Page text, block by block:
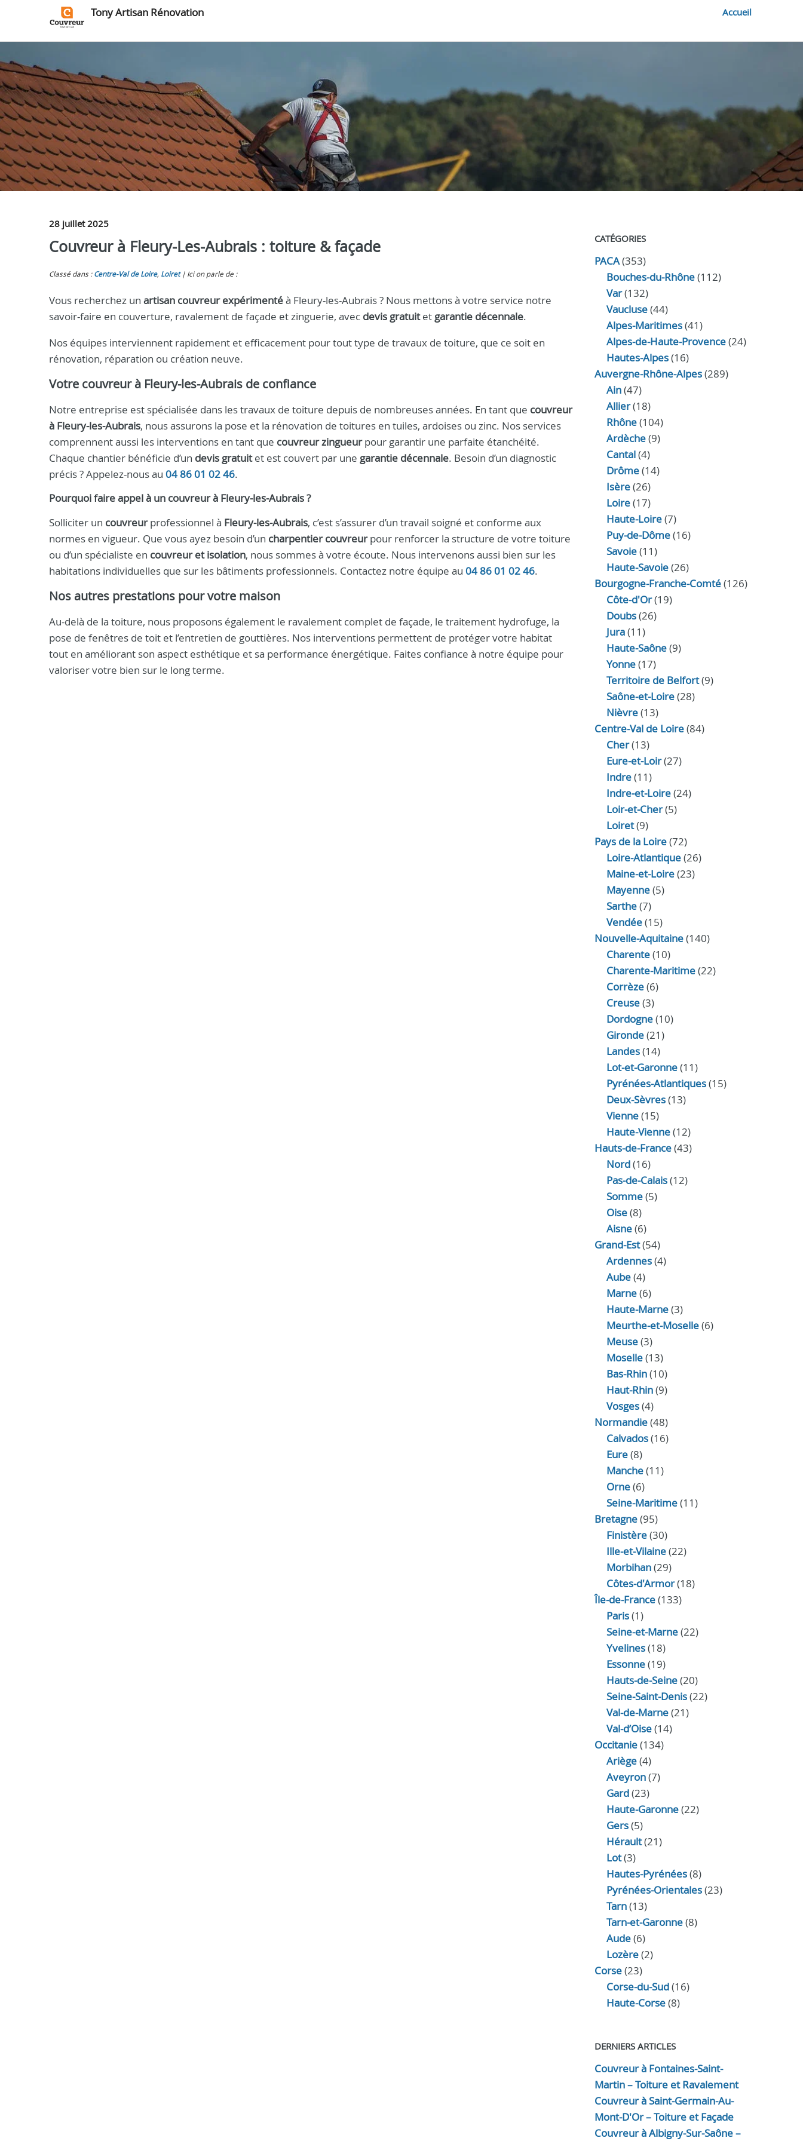
Tony Artisan Rénovation Accueil
28 juillet 2025
Couvreur à Fleury‑Les‑Aubrais : toiture & façade
Classé dans : Centre-Val de Loire, Loiret Ici on parle de :
Vous recherchez un artisan couvreur expérimentéà Fleury-les-Aubrais ? Nous mettons à votre service notre
savoir-faire en couverture, ravalement de façade et zinguerie, avec devis gratuitet garantie décennale.
Nos équipes interviennent rapidement et efficacement pour tout type de travaux de toiture, que ce soit en
rénovation, réparation ou création neuve.
Votre couvreur à Fleury‑les‑Aubrais de confiance
Notre entreprise est spécialisée dans les travaux de toiture depuis de nombreuses années. En tant que couvreur
à Fleury‑les‑Aubrais, nous assurons la pose et la rénovation de toitures en tuiles, ardoises ou zinc. Nos services
comprennent aussi les interventions en tant que couvreur zingueurpour garantir une parfaite étanchéité.
Chaque chantier bénéficie d’un devis gratuitet est couvert par une garantie décennale. Besoin d’un diagnostic
précis ? Appelez-nous au 04 86 01 02 46.
Pourquoi faire appel à un couvreurà Fleury‑les‑Aubrais?
Solliciter un couvreurprofessionnel à Fleury‑les‑Aubrais, c’est s’assurer d’un travail soigné et conforme aux
normes en vigueur. Que vous ayez besoin d’un charpentier couvreurpour renforcer la structure de votre toiture
ou d’un spécialiste en couvreur et isolation, nous sommes à votre écoute. Nous intervenons aussi bien sur les
habitations individuelles que sur les bâtiments professionnels. Contactez notre équipe au 04 86 01 02 46.
Nos autres prestations pour votre maison
Au-delà de la toiture, nous proposons également le ravalement complet de façade, le traitement hydrofuge, la
pose de fenêtres de toit et l’entretien de gouttières. Nos interventions permettent de protéger votre habitat
tout en améliorant son aspect esthétique et sa performance énergétique. Faites confiance à notre équipe pour
valoriser votre bien sur le long terme.
CATÉGORIES
PACA(353)
Bouches-du-Rhône(112)
Var(132)
Vaucluse(44)
Alpes-Maritimes(41)
Alpes-de-Haute-Provence(24)
Hautes-Alpes(16)
Auvergne-Rhône-Alpes(289)
Ain(47)
Allier(18)
Rhône(104)
Ardèche(9)
Cantal(4)
Drôme(14)
Isère(26)
Loire(17)
Haute-Loire(7)
Puy-de-Dôme(16)
Savoie(11)
Haute-Savoie(26)
Bourgogne-Franche-Comté(126)
Côte-d'Or(19)
Doubs(26)
Jura(11)
Haute‑Saône(9)
Yonne(17)
Territoire de Belfort(9)
Saône-et-Loire(28)
Nièvre(13)
Centre-Val de Loire(84)
Cher(13)
Eure‑et‑Loir(27)
Indre(11)
Indre‑et‑Loire(24)
Loir‑et‑Cher(5)
Loiret(9)
Pays de la Loire(72)
Loire-Atlantique(26)
Maine-et-Loire(23)
Mayenne(5)
Sarthe(7)
Vendée(15)
Nouvelle-Aquitaine(140)
Charente(10)
Charente-Maritime(22)
Corrèze(6)
Creuse(3)
Dordogne(10)
Gironde(21)
Landes(14)
Lot-et-Garonne(11)
Pyrénées-Atlantiques(15)
Deux-Sèvres(13)
Vienne(15)
Haute-Vienne(12)
Hauts-de-France(43)
Nord(16)
Pas-de-Calais(12)
Somme(5)
Oise(8)
Aisne(6)
Grand-Est(54)
Ardennes(4)
Aube(4)
Marne(6)
Haute-Marne(3)
Meurthe-et-Moselle(6)
Meuse(3)
Moselle(13)
Bas-Rhin(10)
Haut-Rhin(9)
Vosges(4)
Normandie(48)
Calvados(16)
Eure(8)
Manche(11)
Orne(6)
Seine-Maritime(11)
Bretagne(95)
Finistère(30)
Ille-et-Vilaine(22)
Morbihan(29)
Côtes-d'Armor(18)
Île-de-France(133)
Paris(1)
Seine-et-Marne(22)
Yvelines(18)
Essonne(19)
Hauts-de-Seine(20)
Seine-Saint-Denis(22)
Val-de-Marne(21)
Val-d’Oise(14)
Occitanie(134)
Ariège(4)
Aveyron(7)
Gard(23)
Haute-Garonne(22)
Gers(5)
Hérault(21)
Lot(3)
Hautes-Pyrénées(8)
Pyrénées-Orientales(23)
Tarn(13)
Tarn-et-Garonne(8)
Aude(6)
Lozère(2)
Corse(23)
Corse-du-Sud(16)
Haute-Corse(8)
DERNIERS ARTICLES
Couvreur à Fontaines-Saint-
Martin – Toiture et Ravalement
Couvreur à Saint-Germain-Au-
Mont-D'Or – Toiture et Façade
Couvreur à Albigny-Sur-Saône –